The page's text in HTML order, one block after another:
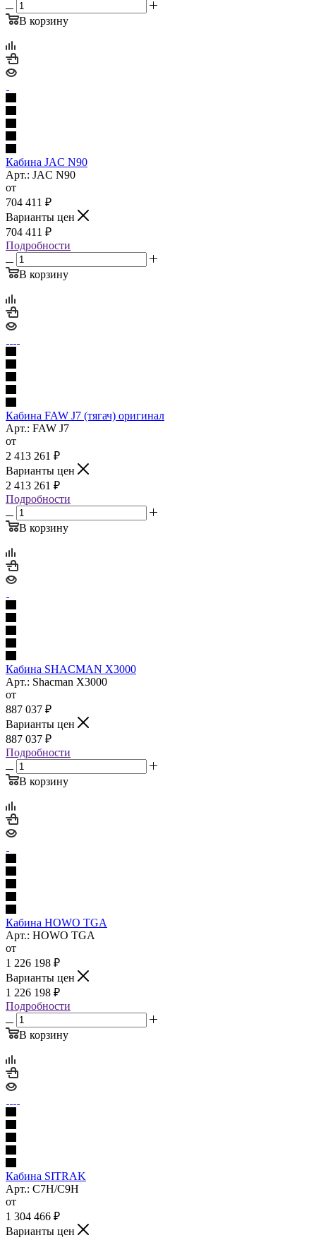
В корзину
Кабина JAC N90
Арт.: JAC N90
от
704 411 ₽
Варианты цен
704 411 ₽
Подробности
В корзину
Кабина FAW J7 (тягач) оригинал
Арт.: FAW J7
от
2 413 261 ₽
Варианты цен
2 413 261 ₽
Подробности
В корзину
Кабина SHACMAN X3000
Арт.: Shacman X3000
от
887 037 ₽
Варианты цен
887 037 ₽
Подробности
В корзину
Кабина HOWO TGA
Арт.: HOWO TGA
от
1 226 198 ₽
Варианты цен
1 226 198 ₽
Подробности
В корзину
Кабина SITRAK
Арт.: C7H/C9H
от
1 304 466 ₽
Варианты цен